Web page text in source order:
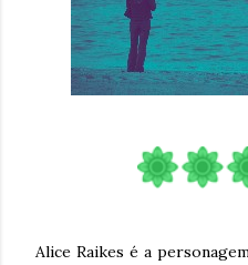
Alice Raikes é a